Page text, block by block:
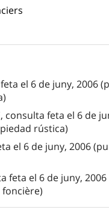
el 6 de juny, 2006
consulta feta el 6 de
rústica)
el 6 de juny, 2006
feta el 6 de juny,